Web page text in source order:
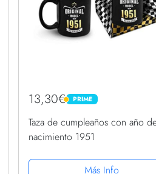
13,30€ PRIME
PRIME
Taza de cumpleaños con año
nacimiento 1951
Más Info